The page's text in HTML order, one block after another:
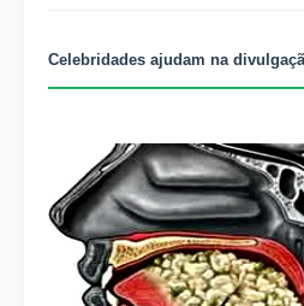
Celebridades ajudam na